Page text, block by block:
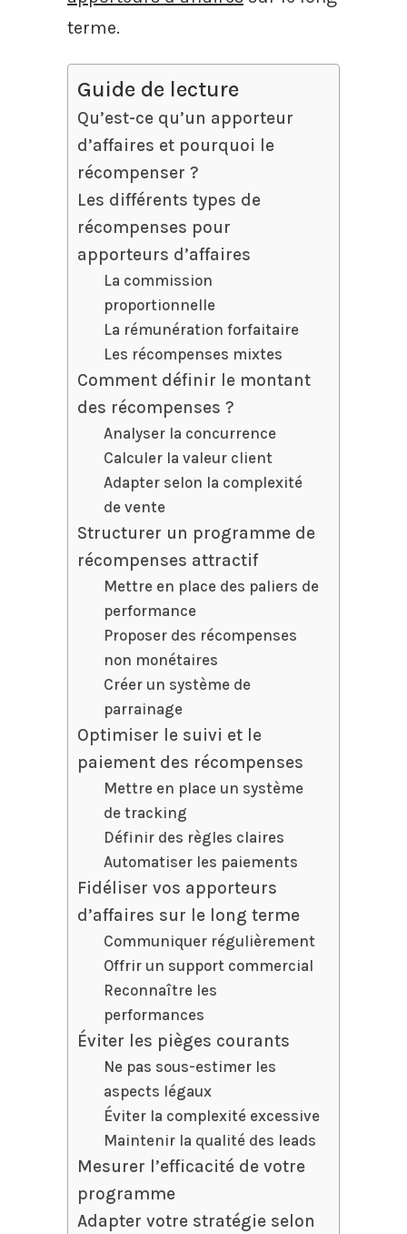
terme.
Guide de lecture
Qu’est-ce qu’un apporteur
d’affaires et pourquoi le
récompenser ?
Les différents types de
récompenses pour
apporteurs d’affaires
La commission
proportionnelle
La rémunération forfaitaire
Les récompenses mixtes
Comment définir le montant
des récompenses ?
Analyser la concurrence
Calculer la valeur client
Adapter selon la complexité
de vente
Structurer un programme de
récompenses attractif
Mettre en place des paliers de
performance
Proposer des récompenses
non monétaires
Créer un système de
parrainage
Optimiser le suivi et le
paiement des récompenses
Mettre en place un système
de tracking
Définir des règles claires
Automatiser les paiements
Fidéliser vos apporteurs
d’affaires sur le long terme
Communiquer régulièrement
Offrir un support commercial
Reconnaître les
performances
Éviter les pièges courants
Ne pas sous-estimer les
aspects légaux
Éviter la complexité excessive
Maintenir la qualité des leads
Mesurer l’efficacité de votre
programme
Adapter votre stratégie selon